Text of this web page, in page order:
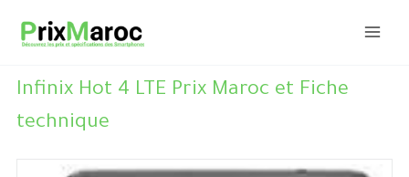
Infinix Hot 4 LTE Prix Maroc et Fiche
technique